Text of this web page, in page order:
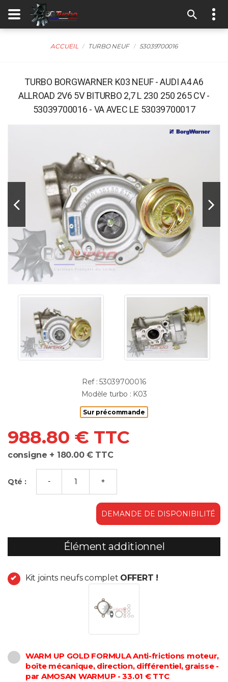
ACCUEIL TURBO NEUF 53039700016
TURBO BORGWARNER K03 NEUF - AUDI A4 A6
ALLROAD 2V6 5V BITURBO 2,7 L 230 250 265 CV -
53039700016 - VA AVEC LE 53039700017
Ref : 53039700016
Modèle turbo : K03
Sur précommande
988.80 € TTC
consigne + 180.00 € TTC
Qté :
DEMANDE DE DISPONIBILITÉ
Élément additionnel
Kit joints neufs complet OFFERT !
WARM UP GOLD FORMULA Anti-frictions moteur,
boîte mécanique, direction, différentiel, graisse -
par AMOSAN WARMUP - 33.01 € TTC